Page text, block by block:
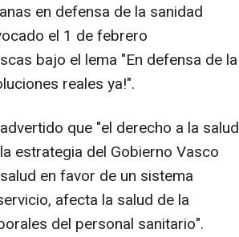
en defensa de la sanidad
el 1 de febrero
bajo el lema "En defensa de la
reales ya!".
que "el derecho a la salud
estrategia del Gobierno Vasco
en favor de un sistema
afecta la salud de la
del personal sanitario".